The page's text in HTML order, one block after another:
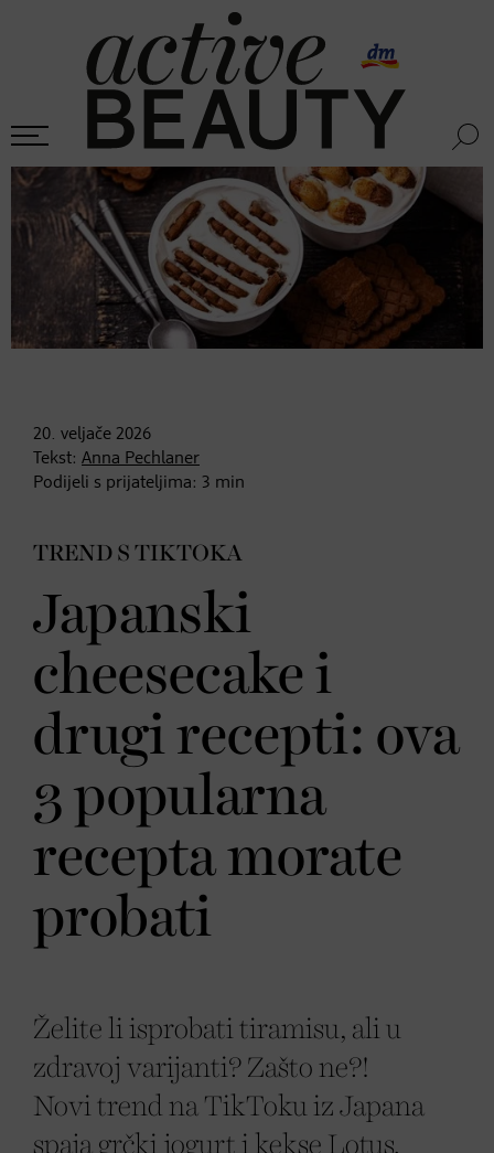
20. veljače 2026
Tekst: Anna Pechlaner
Podijeli s prijateljima: 3 min
TREND S TIKTOKA
Japanski
cheesecake i
drugi recepti: ova
3 popularna
recepta morate
probati
Želite li isprobati tiramisu, ali u
zdravoj varijanti? Zašto ne?!
Novi trend na TikToku iz Japana
spaja grčki jogurt i kekse Lotus.